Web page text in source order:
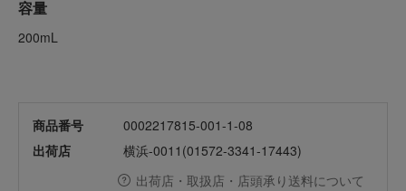
容量
200mL
商品番号
0002217815-001-1-08
出荷店
横浜-0011(01572-3341-17443)
出荷店・取扱店・店頭承り送料について